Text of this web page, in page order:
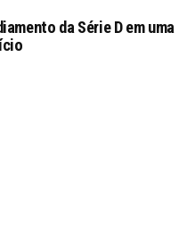
da Série D em uma